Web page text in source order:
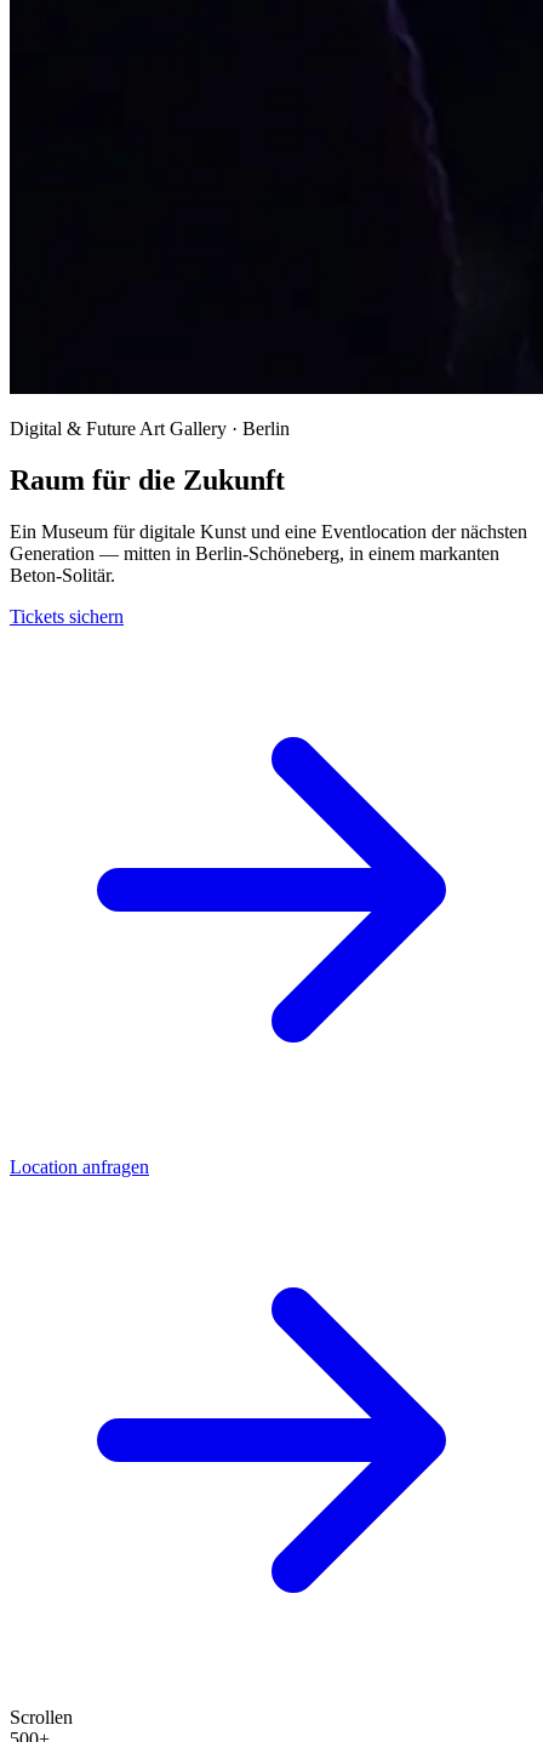
Digital & Future Art Gallery · Berlin
Raum für die Zukunft
Ein Museum für digitale Kunst und eine Eventlocation der nächsten
Generation — mitten in Berlin-Schöneberg, in einem markanten
Beton-Solitär.
Tickets sichern
Location anfragen
Scrollen